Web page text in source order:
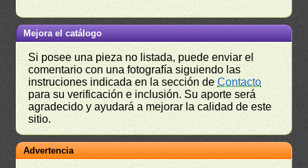
Mejora el catálogo
Si posee una pieza no listada, puede enviar el
comentario con una fotografía siguiendo las
instruciones indicada en la sección deContacto
para su verificación e inclusión. Su aporte será
agradecido y ayudará a mejorar la calidad de este
sitio.
Advertencia